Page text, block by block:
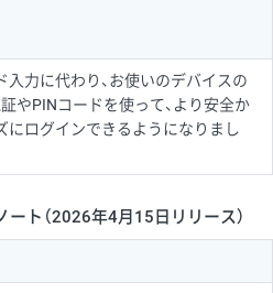
入力に代わり、お使いのデバイスの
証やPINコードを使って、より安全か
にログインできるようになりまし
ト（2026年4月15日リリース）